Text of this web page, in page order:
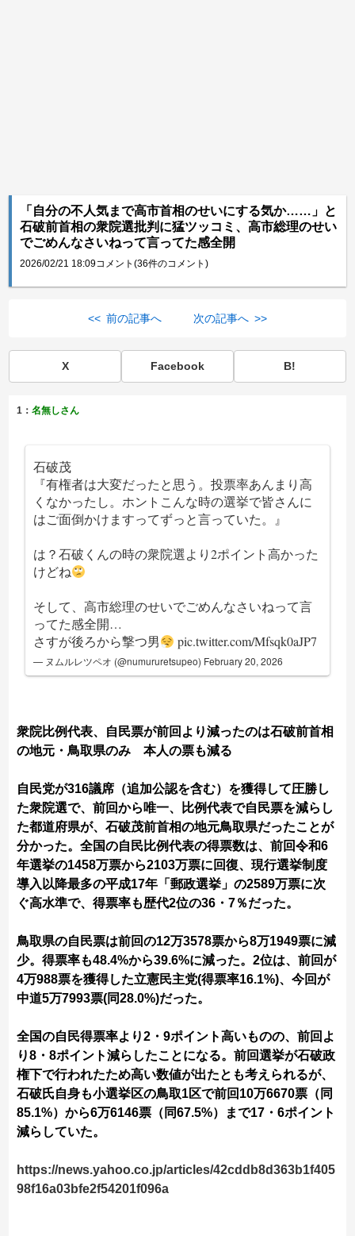
「自分の不人気まで高市首相のせいにする気か……」と
石破前首相の衆院選批判に猛ツッコミ、高市総理のせい
でごめんなさいねって言ってた感全開
2026/02/21 18:09コメント(36件のコメント)
<< 前の記事へ 次の記事へ >>
X Facebook B!
1：名無しさん
石破茂
『有権者は大変だったと思う。投票率あんまり高
くなかったし。ホントこんな時の選挙で皆さんに
はご面倒かけますってずっと言っていた。』
は？石破くんの時の衆院選より2ポイント高かった
けどね
そして、高市総理のせいでごめんなさいねって言
ってた感全開…
さすが後ろから撃つ男
pic.twitter.com/Mfsqk0aJP7
— ヌムルレツペオ (@numururetsupeo) February 20, 2026
衆院比例代表、自民票が前回より減ったのは石破前首相
の地元・鳥取県のみ 本人の票も減る
自民党が316議席（追加公認を含む）を獲得して圧勝し
た衆院選で、前回から唯一、比例代表で自民票を減らし
た都道府県が、石破茂前首相の地元鳥取県だったことが
分かった。全国の自民比例代表の得票数は、前回令和6
年選挙の1458万票から2103万票に回復、現行選挙制度
導入以降最多の平成17年「郵政選挙」の2589万票に次
ぐ高水準で、得票率も歴代2位の36・7％だった。
鳥取県の自民票は前回の12万3578票から8万1949票に減
少。得票率も48.4%から39.6%に減った。2位は、前回が
4万988票を獲得した立憲民主党(得票率16.1%)、今回が
中道5万7993票(同28.0%)だった。
全国の自民得票率より2・9ポイント高いものの、前回よ
り8・8ポイント減らしたことになる。前回選挙が石破政
権下で行われたため高い数値が出たとも考えられるが、
石破氏自身も小選挙区の鳥取1区で前回10万6670票（同
85.1%）から6万6146票（同67.5%）まで17・6ポイント
減らしていた。
https://news.yahoo.co.jp/articles/42cddb8d363b1f405
98f16a03bfe2f54201f096a